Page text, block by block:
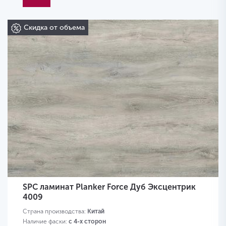
Скидка от объема
SPC ламинат Planker Force Дуб Эксцентрик
4009
Страна производства: Китай
Наличие фаски: с 4-х сторон